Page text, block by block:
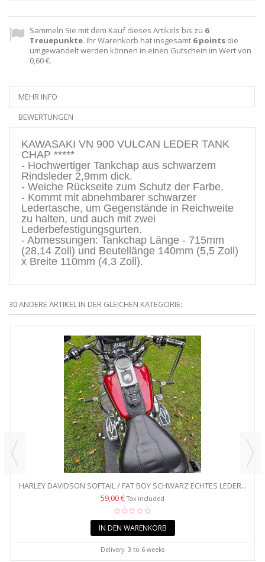
Sammeln Sie mit dem Kauf dieses Artikels bis zu 6
Treuepunkte. Ihr Warenkorb hat insgesamt 6points die
umgewandelt werden können in einen Gutschein im Wert von
0,60 €.
MEHR INFO
BEWERTUNGEN
KAWASAKI VN 900 VULCAN LEDER TANK
CHAP *****
- Hochwertiger Tankchap aus schwarzem
Rindsleder 2,9mm dick.
- Weiche Rückseite zum Schutz der Farbe.
- Kommt mit abnehmbarer schwarzer
Ledertasche, um Gegenstände in Reichweite
zu halten, und auch mit zwei
Lederbefestigungsgurten.
- Abmessungen: Tankchap Länge - 715mm
(28,14 Zoll) und Beutellänge 140mm (5,5 Zoll)
x Breite 110mm (4,3 Zoll).
30 ANDERE ARTIKEL IN DER GLEICHEN KATEGORIE:
HARLEY DAVIDSON SOFTAIL / FAT BOY SCHWARZ ECHTES LEDER...
59,00 € Tax included
IN DEN WARENKORB
Delivery: 3 to 6 weeks